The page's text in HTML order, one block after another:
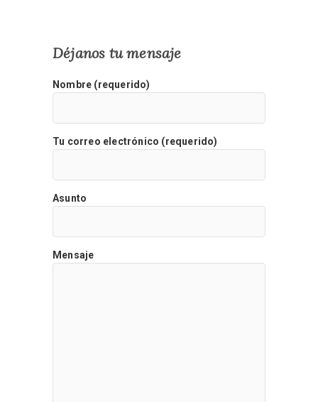
Déjanos tu mensaje
Nombre (requerido)
Tu correo electrónico (requerido)
Asunto
Mensaje